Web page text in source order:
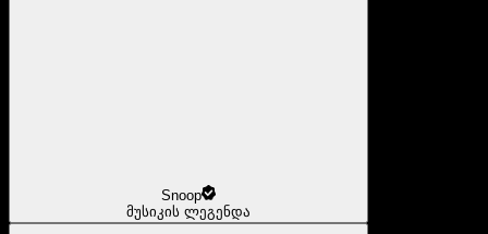
Snoop
მუსიკის ლეგენდა